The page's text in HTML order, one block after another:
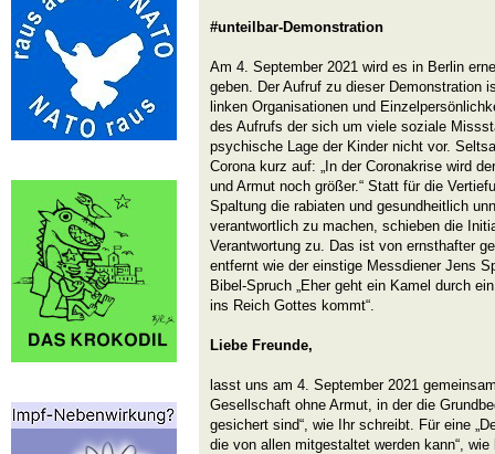
#unteilbar-Demonstration
Am 4. September 2021 wird es in Berlin
geben. Der Aufruf zu dieser Demonstration
linken Organisationen und
des Aufrufs der sich um viele soziale
psychische Lage der Kinder nicht vor.
Corona kurz auf: „In der Coronakrise wird
und Armut noch größer.“ Statt für die
Spaltung die rabiaten und gesundheitlich
verantwortlich zu machen, schieben die
Verantwortung zu. Das ist von ernsthafter
entfernt wie der einstige Messdiener Jens
Bibel-Spruch „Eher geht ein Kamel durch
ins Reich Gottes kommt“.
Liebe Freunde,
lasst uns am 4. September 2021
Gesellschaft ohne Armut, in der die
gesichert sind“, wie Ihr schreibt. Für eine
die von allen mitgestaltet werden kann“,